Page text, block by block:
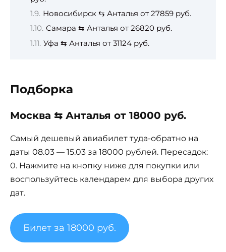
Новосибирск ⇆ Анталья от 27859 руб.
Самара ⇆ Анталья от 26820 руб.
Уфа ⇆ Анталья от 31124 руб.
Подборка
Москва ⇆ Анталья от 18000 руб.
Самый дешевый авиабилет туда-обратно на
даты 08.03 — 15.03 за 18000 рублей. Пересадок:
0. Нажмите на кнопку ниже для покупки или
воспользуйтесь календарем для выбора других
дат.
Билет за 18000 руб.